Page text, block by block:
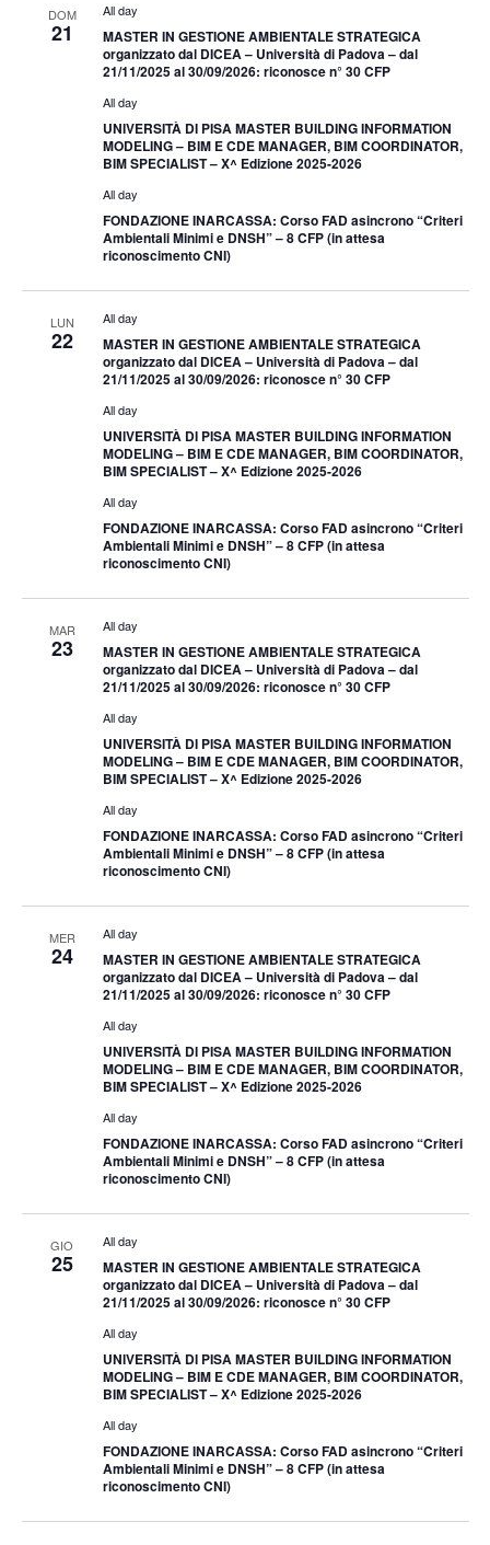
DOM
21
All day
MASTER IN GESTIONE AMBIENTALE STRATEGICA
organizzato dal DICEA – Università di Padova – dal
21/11/2025 al 30/09/2026: riconosce n° 30 CFP
All day
UNIVERSITÀ DI PISA MASTER BUILDING INFORMATION
MODELING – BIM E CDE MANAGER, BIM COORDINATOR,
BIM SPECIALIST – X^ Edizione 2025-2026
All day
FONDAZIONE INARCASSA: Corso FAD asincrono “Criteri
Ambientali Minimi e DNSH” – 8 CFP (in attesa
riconoscimento CNI)
LUN
22
All day
MASTER IN GESTIONE AMBIENTALE STRATEGICA
organizzato dal DICEA – Università di Padova – dal
21/11/2025 al 30/09/2026: riconosce n° 30 CFP
All day
UNIVERSITÀ DI PISA MASTER BUILDING INFORMATION
MODELING – BIM E CDE MANAGER, BIM COORDINATOR,
BIM SPECIALIST – X^ Edizione 2025-2026
All day
FONDAZIONE INARCASSA: Corso FAD asincrono “Criteri
Ambientali Minimi e DNSH” – 8 CFP (in attesa
riconoscimento CNI)
MAR
23
All day
MASTER IN GESTIONE AMBIENTALE STRATEGICA
organizzato dal DICEA – Università di Padova – dal
21/11/2025 al 30/09/2026: riconosce n° 30 CFP
All day
UNIVERSITÀ DI PISA MASTER BUILDING INFORMATION
MODELING – BIM E CDE MANAGER, BIM COORDINATOR,
BIM SPECIALIST – X^ Edizione 2025-2026
All day
FONDAZIONE INARCASSA: Corso FAD asincrono “Criteri
Ambientali Minimi e DNSH” – 8 CFP (in attesa
riconoscimento CNI)
MER
24
All day
MASTER IN GESTIONE AMBIENTALE STRATEGICA
organizzato dal DICEA – Università di Padova – dal
21/11/2025 al 30/09/2026: riconosce n° 30 CFP
All day
UNIVERSITÀ DI PISA MASTER BUILDING INFORMATION
MODELING – BIM E CDE MANAGER, BIM COORDINATOR,
BIM SPECIALIST – X^ Edizione 2025-2026
All day
FONDAZIONE INARCASSA: Corso FAD asincrono “Criteri
Ambientali Minimi e DNSH” – 8 CFP (in attesa
riconoscimento CNI)
GIO
25
All day
MASTER IN GESTIONE AMBIENTALE STRATEGICA
organizzato dal DICEA – Università di Padova – dal
21/11/2025 al 30/09/2026: riconosce n° 30 CFP
All day
UNIVERSITÀ DI PISA MASTER BUILDING INFORMATION
MODELING – BIM E CDE MANAGER, BIM COORDINATOR,
BIM SPECIALIST – X^ Edizione 2025-2026
All day
FONDAZIONE INARCASSA: Corso FAD asincrono “Criteri
Ambientali Minimi e DNSH” – 8 CFP (in attesa
riconoscimento CNI)